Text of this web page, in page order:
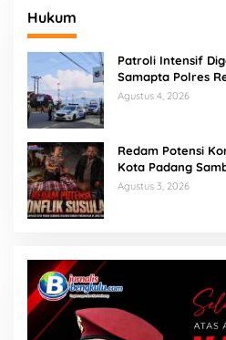
Hukum
Patroli Intensif
Samapta Polres
Berantas Balap Liar
Agustus 4, 2026
Redam Potensi
Kota Padang
Penganiayaan di
Agustus 3, 2026